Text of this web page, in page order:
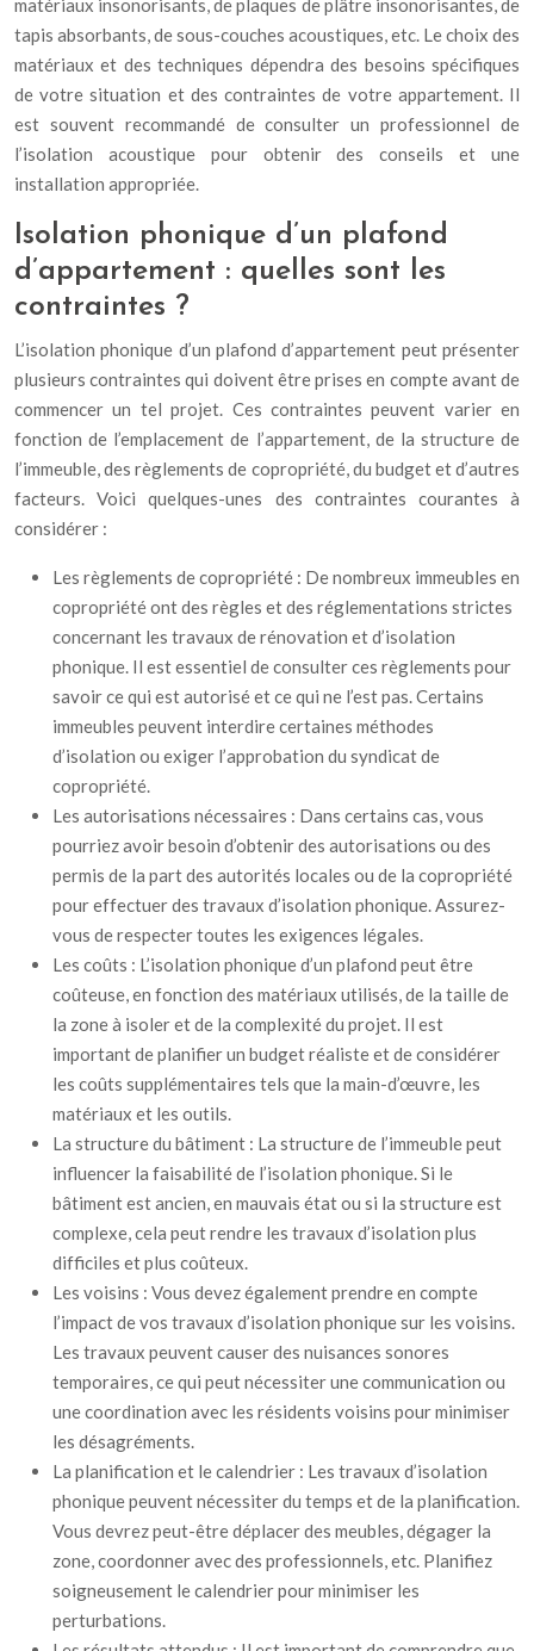
matériaux insonorisants, de plaques de plâtre insonorisantes, de
tapis absorbants, de sous-couches acoustiques, etc. Le choix des
matériaux et des techniques dépendra des besoins spécifiques
de votre situation et des contraintes de votre appartement. Il
est souvent recommandé de consulter un professionnel de
l’isolation acoustique pour obtenir des conseils et une
installation appropriée.
Isolation phonique d’un plafond
d’appartement : quelles sont les
contraintes ?
L’isolation phonique d’un plafond d’appartement peut présenter
plusieurs contraintes qui doivent être prises en compte avant de
commencer un tel projet. Ces contraintes peuvent varier en
fonction de l’emplacement de l’appartement, de la structure de
l’immeuble, des règlements de copropriété, du budget et d’autres
facteurs. Voici quelques-unes des contraintes courantes à
considérer :
Les règlements de copropriété : De nombreux immeubles en
copropriété ont des règles et des réglementations strictes
concernant les travaux de rénovation et d’isolation
phonique. Il est essentiel de consulter ces règlements pour
savoir ce qui est autorisé et ce qui ne l’est pas. Certains
immeubles peuvent interdire certaines méthodes
d’isolation ou exiger l’approbation du syndicat de
copropriété.
Les autorisations nécessaires : Dans certains cas, vous
pourriez avoir besoin d’obtenir des autorisations ou des
permis de la part des autorités locales ou de la copropriété
pour effectuer des travaux d’isolation phonique. Assurez-
vous de respecter toutes les exigences légales.
Les coûts : L’isolation phonique d’un plafond peut être
coûteuse, en fonction des matériaux utilisés, de la taille de
la zone à isoler et de la complexité du projet. Il est
important de planifier un budget réaliste et de considérer
les coûts supplémentaires tels que la main-d’œuvre, les
matériaux et les outils.
La structure du bâtiment : La structure de l’immeuble peut
influencer la faisabilité de l’isolation phonique. Si le
bâtiment est ancien, en mauvais état ou si la structure est
complexe, cela peut rendre les travaux d’isolation plus
difficiles et plus coûteux.
Les voisins : Vous devez également prendre en compte
l’impact de vos travaux d’isolation phonique sur les voisins.
Les travaux peuvent causer des nuisances sonores
temporaires, ce qui peut nécessiter une communication ou
une coordination avec les résidents voisins pour minimiser
les désagréments.
La planification et le calendrier : Les travaux d’isolation
phonique peuvent nécessiter du temps et de la planification.
Vous devrez peut-être déplacer des meubles, dégager la
zone, coordonner avec des professionnels, etc. Planifiez
soigneusement le calendrier pour minimiser les
perturbations.